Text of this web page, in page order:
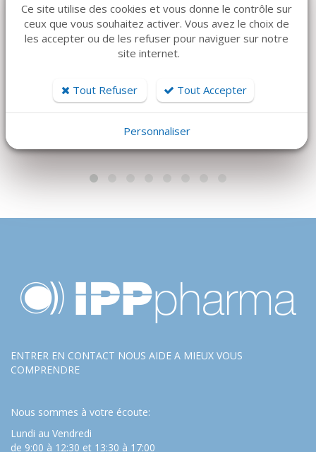
DÉTAILS
HU-FRIEDY
DÉCOLLEUR
145 €
DÉTAILS
MECTRON
Piezosurgery Insert
ENTRER EN CONTACT NOUS AIDE A MIEUX VOUS
COMPRENDRE
Nous sommes à votre écoute:
Lundi au Vendredi
de 9:00 à 12:30 et 13:30 à 17:00
Ce site utilise des cookies et vous donne le contrôle sur
ceux que vous souhaitez activer. Vous avez le choix de
les accepter ou de les refuser pour naviguer sur notre
site internet.
Tout Refuser Tout Accepter
Personnaliser